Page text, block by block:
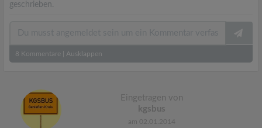
geschrieben.
8 Kommentare Ausklappen
Eingetragen von
kgsbus
am 02.01.2014